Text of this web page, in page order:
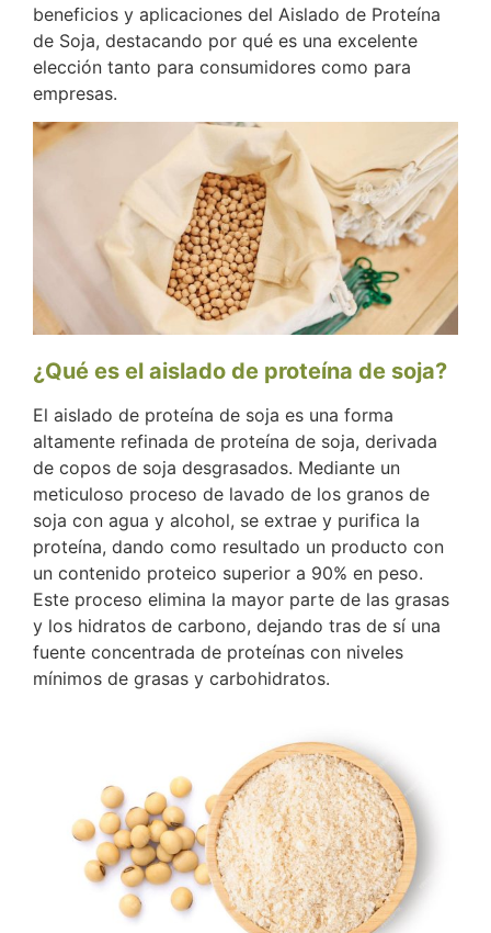
beneficios y aplicaciones del Aislado de Proteína
de Soja, destacando por qué es una excelente
elección tanto para consumidores como para
empresas.
¿Qué es el aislado de proteína de soja?
El aislado de proteína de soja es una forma
altamente refinada de proteína de soja, derivada
de copos de soja desgrasados. Mediante un
meticuloso proceso de lavado de los granos de
soja con agua y alcohol, se extrae y purifica la
proteína, dando como resultado un producto con
un contenido proteico superior a 90% en peso.
Este proceso elimina la mayor parte de las grasas
y los hidratos de carbono, dejando tras de sí una
fuente concentrada de proteínas con niveles
mínimos de grasas y carbohidratos.